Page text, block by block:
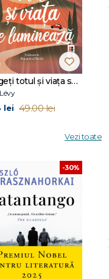
Stingeți totul și viața se luminează
lei 49.00 lei
Vezi toate
-30%